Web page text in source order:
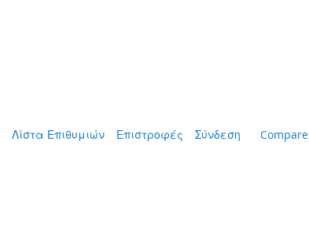
Λίστα Επιθυμιών Επιστροφές Σύνδεση Compare